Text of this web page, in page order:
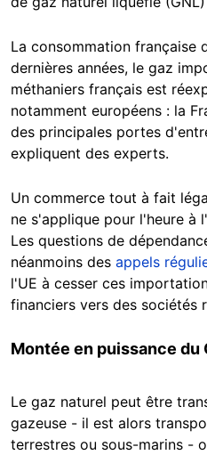
La consommation française
dernières années, le gaz
méthaniers français est
notamment européens : la
des principales portes
expliquent des experts.
Un commerce tout à fait
ne s'applique pour l'heure à
Les questions de
néanmoins des appels
l'UE à cesser ces
financiers vers des sociétés
Montée en puissance du
Le gaz naturel peut être
gazeuse - il est alors
terrestres ou sous-marins -